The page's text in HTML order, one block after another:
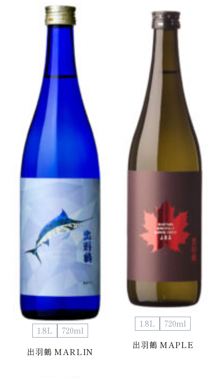
1.8L
720ml
出羽鶴 MARLIN
1.8L
720ml
出羽鶴 MAPLE